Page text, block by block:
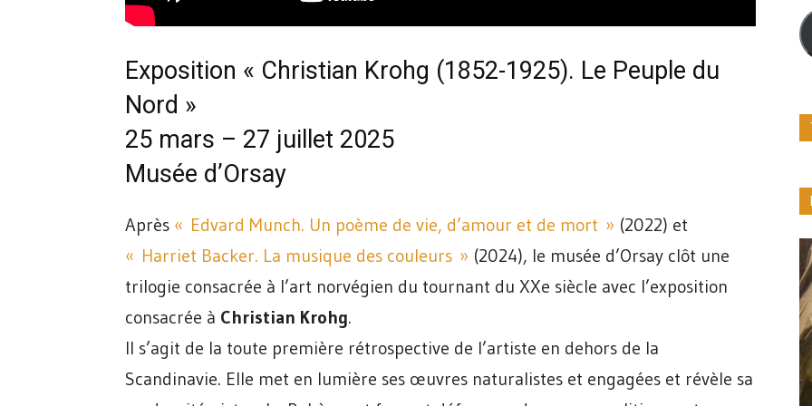
Exposition « Christian Krohg (1852-1925). Le Peuple du
Nord »
25 mars – 27 juillet 2025
Musée d’Orsay
Après « Edvard Munch. Un poème de vie, d’amour et de mort » (2022) et
« Harriet Backer. La musique des couleurs » (2024), le musée d’Orsay clôt une
trilogie consacrée à l’art norvégien du tournant du XXe siècle avec l’exposition
consacrée à Christian Krohg.
Il s’agit de la toute première rétrospective de l’artiste en dehors de la
Scandinavie. Elle met en lumière ses œuvres naturalistes et engagées et révèle sa